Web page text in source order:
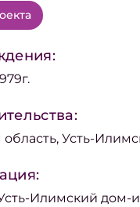
область, Усть-
Илимский дом-